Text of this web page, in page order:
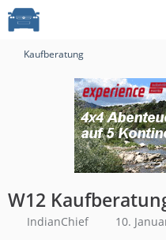
Kaufberatung
W12
IndianChief 10.